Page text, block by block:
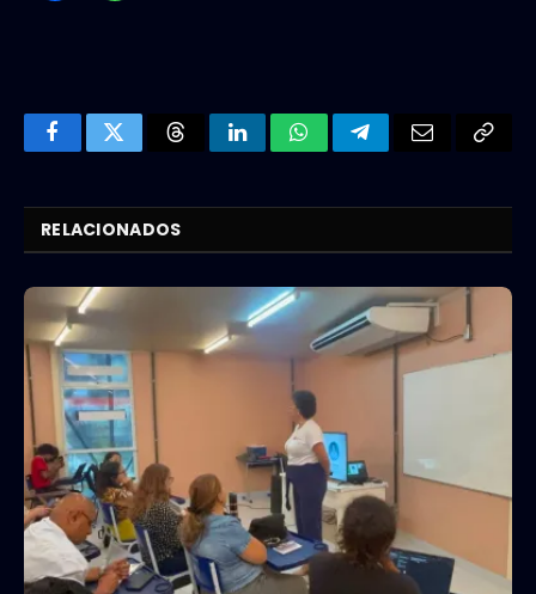
FacebookTwitterThreadsLinkedInWhatsAppTelegramEmail
Copy
RELACIONADOS